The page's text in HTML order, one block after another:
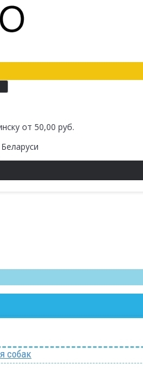
от 50,00 руб.
собак